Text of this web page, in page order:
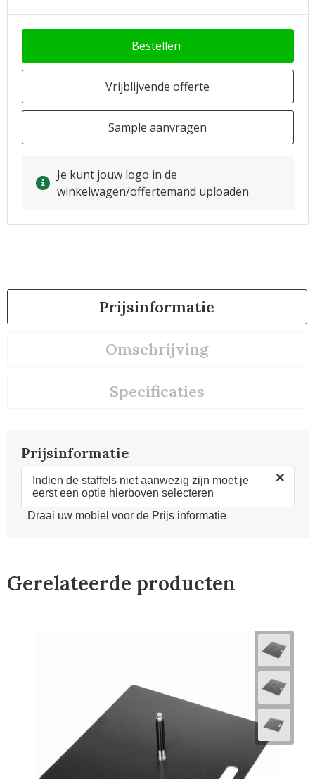
Bestellen
Vrijblijvende offerte
Sample aanvragen
Je kunt jouw logo in de
winkelwagen/offertemand uploaden
Prijsinformatie
Omschrijving
Specificaties
Prijsinformatie
Indien de staffels niet aanwezig zijn moet je
eerst een optie hierboven selecteren
×
Draai uw mobiel voor de Prijs informatie
Gerelateerde producten